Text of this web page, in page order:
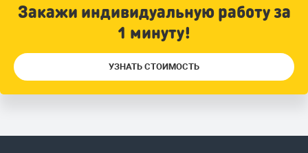
Закажи индивидуальную работу за
1 минуту!
УЗНАТЬ СТОИМОСТЬ